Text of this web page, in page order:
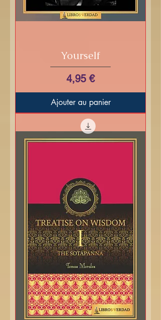
Yourself
Prix
4,95 €
Ajouter au panier